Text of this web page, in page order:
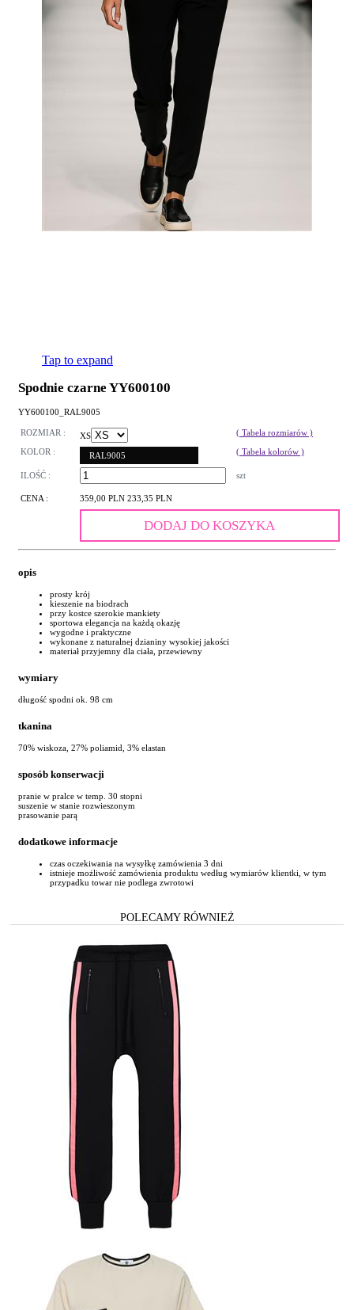
Tap to expand
Spodnie czarne YY600100
YY600100_RAL9005
ROZMIAR : XS
( Tabela rozmiarów )
KOLOR :
RAL9005 ( Tabela kolorów )
ILOŚĆ : szt
CENA : 359,00 PLN 233,35 PLN
DODAJ DO KOSZYKA
opis
prosty krój
kieszenie na biodrach
przy kostce szerokie mankiety
sportowa elegancja na każdą okazję
wygodne i praktyczne
wykonane z naturalnej dzianiny wysokiej jakości
materiał przyjemny dla ciała, przewiewny
wymiary
długość spodni ok. 98 cm
tkanina
70% wiskoza, 27% poliamid, 3% elastan
sposób konserwacji
pranie w pralce w temp. 30 stopni
suszenie w stanie rozwieszonym
prasowanie parą
dodatkowe informacje
czas oczekiwania na wysyłkę zamówienia 3 dni
istnieje możliwość zamówienia produktu według wymiarów klientki, w tym
przypadku towar nie podlega zwrotowi
POLECAMY RÓWNIEŻ